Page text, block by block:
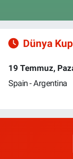
Dünya
19 Temmuz,
Spain - Argentina